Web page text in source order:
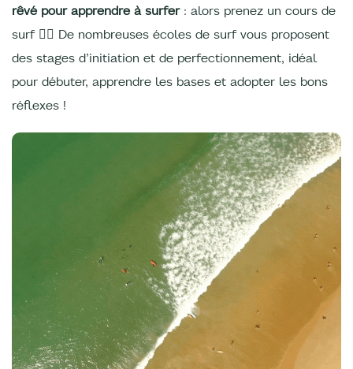
rêvé pour apprendre à surfer : alors prenez un cours de
surf 🏄‍♀️ De nombreuses écoles de surf vous proposent
des stages d’initiation et de perfectionnement, idéal
pour débuter, apprendre les bases et adopter les bons
réflexes !